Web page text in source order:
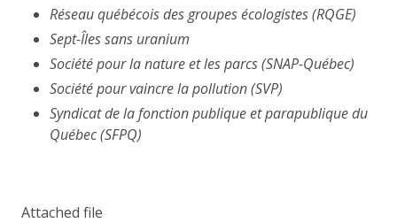
Réseau québécois des groupes écologistes (RQGE)
Sept-Îles sans uranium
Société pour la nature et les parcs (SNAP-Québec)
Société pour vaincre la pollution (SVP)
Syndicat de la fonction publique et parapublique du
Québec (SFPQ)
Attached file